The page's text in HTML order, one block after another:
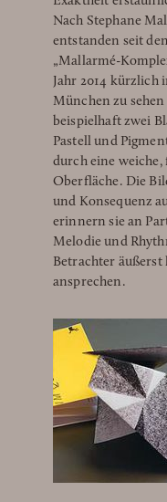
Nach Stephane
entstanden seit
„Mallarmé-
Jahr 2014 kürzlich
München zu
beispielhaft zwei
Pastell und
durch eine
Oberfläche. Die
und Konsequenz
erinnern sie an
Melodie und
Betrachter
ansprechen.